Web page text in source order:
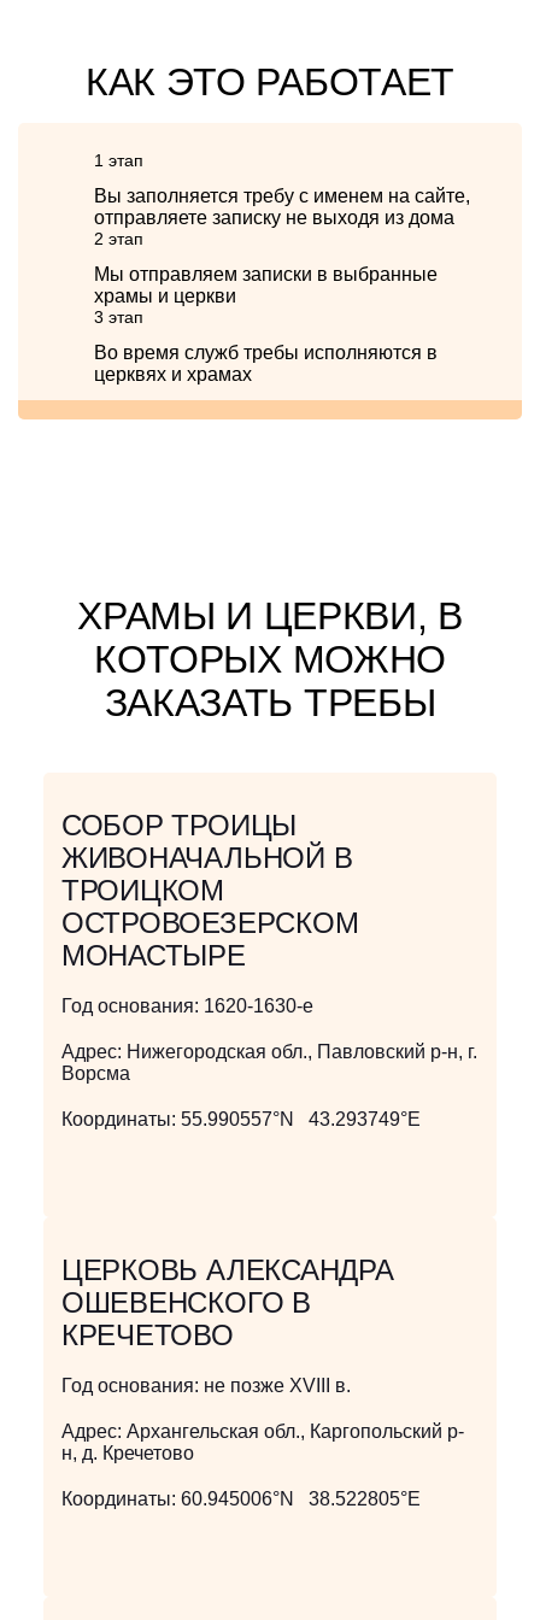
КАК ЭТО РАБОТАЕТ
1 этап
Вы заполняется требу с именем на сайте,
отправляете записку не выходя из дома
2 этап
Мы отправляем записки в выбранные
храмы и церкви
3 этап
Во время служб требы исполняются в
церквях и храмах
ХРАМЫ И ЦЕРКВИ, В
КОТОРЫХ МОЖНО
ЗАКАЗАТЬ ТРЕБЫ
СОБОР ТРОИЦЫ
ЖИВОНАЧАЛЬНОЙ В
ТРОИЦКОМ
ОСТРОВОЕЗЕРСКОМ
МОНАСТЫРЕ
Год основания: 1620-1630-е
Адрес: Нижегородская обл., Павловский р-н, г.
Ворсма
Координаты: 55.990557°N 43.293749°E
ЦЕРКОВЬ АЛЕКСАНДРА
ОШЕВЕНСКОГО В
КРЕЧЕТОВО
Год основания: не позже XVIII в.
Адрес: Архангельская обл., Каргопольский р-
н, д. Кречетово
Координаты: 60.945006°N 38.522805°E